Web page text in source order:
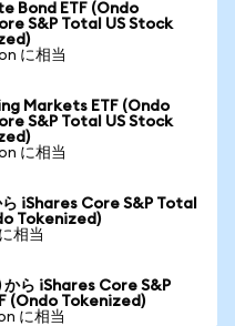
Bond ETF (Ondo
S&P Total US Stock
に相当
Markets ETF (Ondo
S&P Total US Stock
に相当
iShares Core S&P Total
Tokenized)
相当
ら iShares Core S&P
(Ondo Tokenized)
に相当